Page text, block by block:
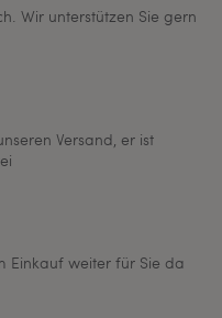
Wir unterstützen Sie gern
Versand, er ist
Einkauf weiter für Sie da